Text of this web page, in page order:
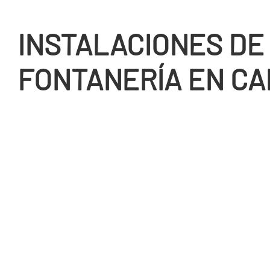
INSTALACIONES DE
FONTANERÍ­A EN